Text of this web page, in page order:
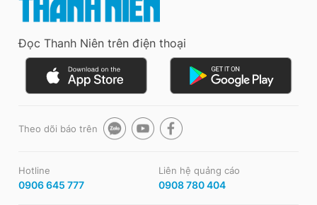
Đọc Thanh Niên trên điện thoại
Theo dõi báo trên
Hotline
0906 645 777
Liên hệ quảng cáo
0908 780 404